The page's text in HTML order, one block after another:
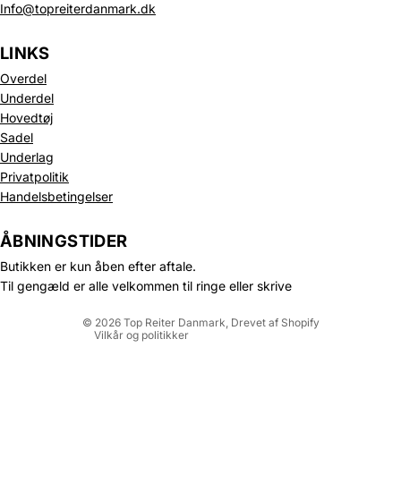
Info@topreiterdanmark.dk
LINKS
Overdel
Underdel
Hovedtøj
Sadel
Underlag
Privatpolitik
Handelsbetingelser
ÅBNINGSTIDER
Butikken er kun åben efter aftale.
Til gengæld er alle velkommen til ringe eller skrive
© 2026 Top Reiter Danmark, Drevet af Shopify
Vilkår og politikker
Politik om beskyttelse af persondata
Refusionspolitik
Leveringspolitik
Servicevilkår